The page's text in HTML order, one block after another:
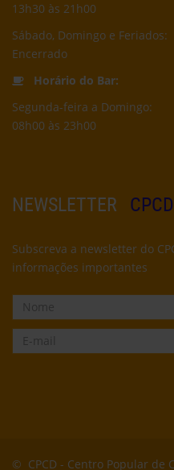
13h30 às 21h00
Sábado, Domingo e Feriados:
Encerrado
Horário do Bar:
Segunda-feira a Domingo:
08h00 às 23h00
NEWSLETTER CPCD
Subscreva a newsletter do
informações importantes
© CPCD - Centro Popular de